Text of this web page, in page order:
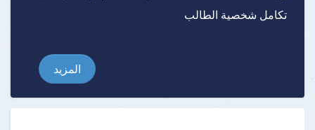
تكامل شخصية الطالب
المزيد